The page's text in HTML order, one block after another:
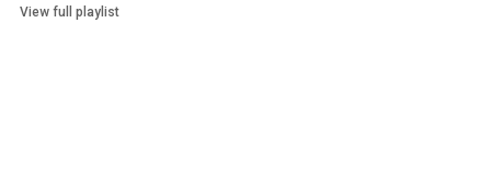
View full playlist